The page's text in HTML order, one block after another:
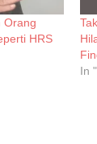
Orang
HRS
In